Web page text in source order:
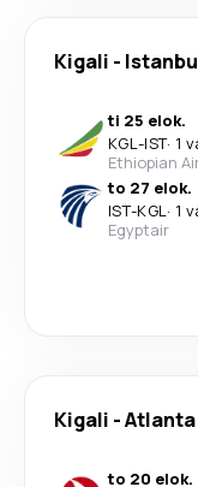
Kigali -
ti 25 elok.
KGL-IST· 1
Ethiopian
to 27 elok.
IST-KGL· 1
Egyptair
Kigali -Atlanta
to 20 elok.